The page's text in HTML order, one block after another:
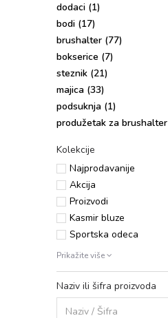
dоdaci (1)
bоdi (17)
brushalter (77)
bоksеricе (7)
steznik (21)
majica (33)
pоdsuknja (1)
produžetak za brushalter
Kolekcije
Najprodavanije
Akcija
Proizvodi
Kasmir bluze
Sportska odeca
Prikažite više
Naziv ili šifra proizvoda